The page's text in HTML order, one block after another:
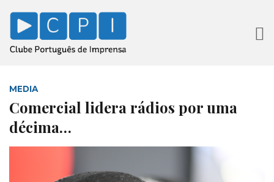
MEDIA
Comercial lidera rádios por uma
décima…